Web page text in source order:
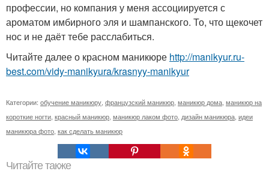
профессии, но компания у меня ассоциируется с
ароматом имбирного эля и шампанского. То, что щекочет
нос и не даёт тебе расслабиться.
Читайте далее о красном маникюре http://manikyur.ru-
best.com/vidy-manikyura/krasnyy-manikyur
Категории: обучение маникюру, французский маникюр, маникюр дома, маникюр на
короткие ногти, красный маникюр, маникюр лаком фото, дизайн маникюра, идеи
маникюра фото, как сделать маникюр
Читайте также